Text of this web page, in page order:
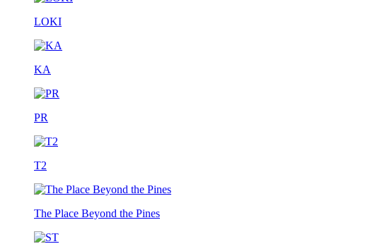
LOKI
KA
PR
T2
The Place Beyond the Pines